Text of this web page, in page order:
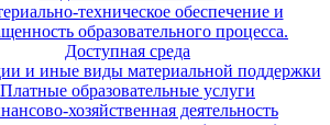
техническое обеспечение и
образовательного процесса.
Доступная среда
и иные виды материальной поддержки
Платные образовательные услуги
хозяйственная деятельность